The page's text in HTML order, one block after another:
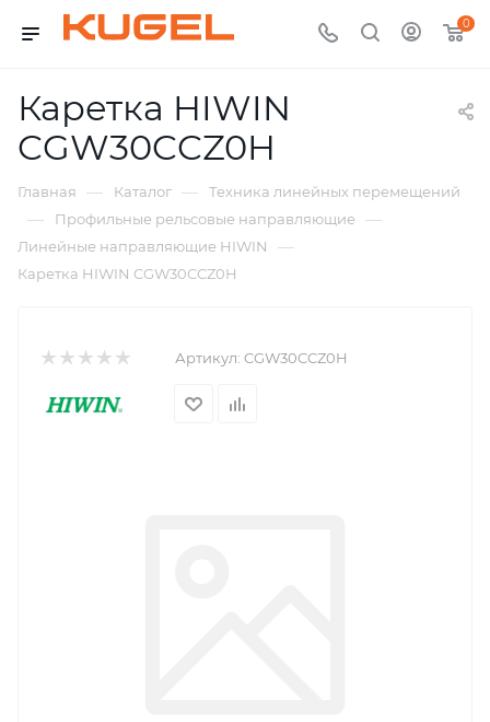
0
Каретка HIWIN
CGW30CCZ0H
Главная — Каталог — Техника линейных перемещений
— Профильные рельсовые направляющие —
Линейные направляющие HIWIN —
Каретка HIWIN CGW30CCZ0H
Артикул: CGW30CCZ0H